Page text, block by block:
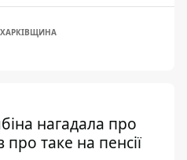
ХАРКІВЩИНА
нагадала про
таке на пенсії